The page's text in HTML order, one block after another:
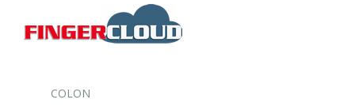
COLON